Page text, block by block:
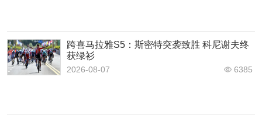
跨喜马拉雅S5：斯密特突袭致胜 科尼谢夫终
获绿衫
2026-08-07 6385